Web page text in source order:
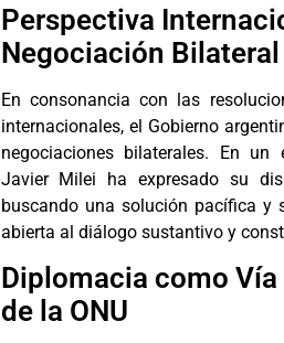
Perspectiva
Negociación Bilateral
En consonancia con las
internacionales, el Gobierno
negociaciones bilaterales. En
Javier Milei ha expresado su
buscando una solución pacífica y
abierta al diálogo sustantivo y
Diplomacia como
de la ONU